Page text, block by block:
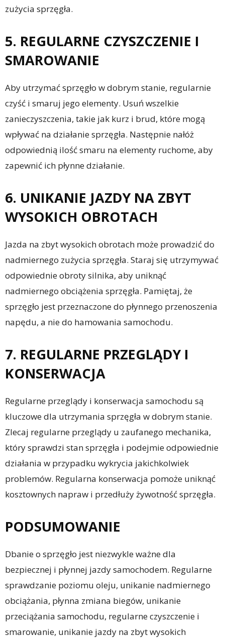
zużycia sprzęgła.
5. REGULARNE CZYSZCZENIE I
SMAROWANIE
Aby utrzymać sprzęgło w dobrym stanie, regularnie
czyść i smaruj jego elementy. Usuń wszelkie
zanieczyszczenia, takie jak kurz i brud, które mogą
wpływać na działanie sprzęgła. Następnie nałóż
odpowiednią ilość smaru na elementy ruchome, aby
zapewnić ich płynne działanie.
6. UNIKANIE JAZDY NA ZBYT
WYSOKICH OBROTACH
Jazda na zbyt wysokich obrotach może prowadzić do
nadmiernego zużycia sprzęgła. Staraj się utrzymywać
odpowiednie obroty silnika, aby uniknąć
nadmiernego obciążenia sprzęgła. Pamiętaj, że
sprzęgło jest przeznaczone do płynnego przenoszenia
napędu, a nie do hamowania samochodu.
7. REGULARNE PRZEGLĄDY I
KONSERWACJA
Regularne przeglądy i konserwacja samochodu są
kluczowe dla utrzymania sprzęgła w dobrym stanie.
Zlecaj regularne przeglądy u zaufanego mechanika,
który sprawdzi stan sprzęgła i podejmie odpowiednie
działania w przypadku wykrycia jakichkolwiek
problemów. Regularna konserwacja pomoże uniknąć
kosztownych napraw i przedłuży żywotność sprzęgła.
PODSUMOWANIE
Dbanie o sprzęgło jest niezwykle ważne dla
bezpiecznej i płynnej jazdy samochodem. Regularne
sprawdzanie poziomu oleju, unikanie nadmiernego
obciążania, płynna zmiana biegów, unikanie
przeciążania samochodu, regularne czyszczenie i
smarowanie, unikanie jazdy na zbyt wysokich